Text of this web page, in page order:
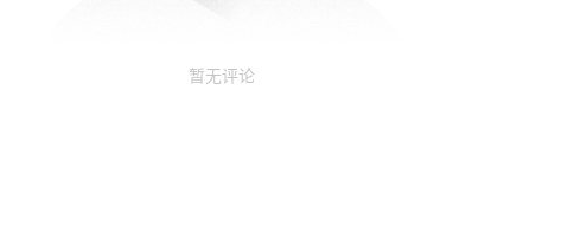
暂无评论